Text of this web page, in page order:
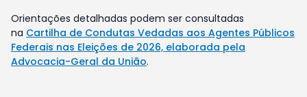
Orientações detalhadas podem ser consultadas
na Cartilha de Condutas Vedadas aos Agentes Públicos
Federais nas Eleições de 2026, elaborada pela
Advocacia-Geral da União.